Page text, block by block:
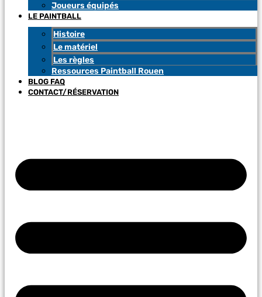
Joueurs équipés
LE PAINTBALL
Histoire
Le matériel
Les règles
Ressources Paintball Rouen
BLOG FAQ
CONTACT/RÉSERVATION